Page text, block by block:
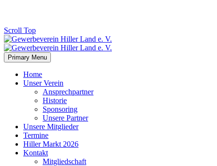
Scroll Top
Primary Menu
Home
Unser Verein
Ansprechpartner
Historie
Sponsoring
Unsere Partner
Unsere Mitglieder
Termine
Hiller Markt 2026
Kontakt
Mitgliedschaft